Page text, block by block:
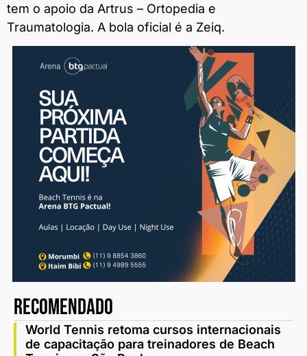
tem o apoio da Artrus – Ortopedia e
Traumatologia. A bola oficial é a Zeiq.
recomendado
World Tennis retoma cursos internacionais
de capacitação para treinadores de Beach